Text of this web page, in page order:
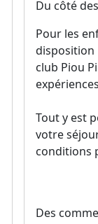
Du côté
Pour les
disposition
club Piou
Tout y est
votre
conditions
Des